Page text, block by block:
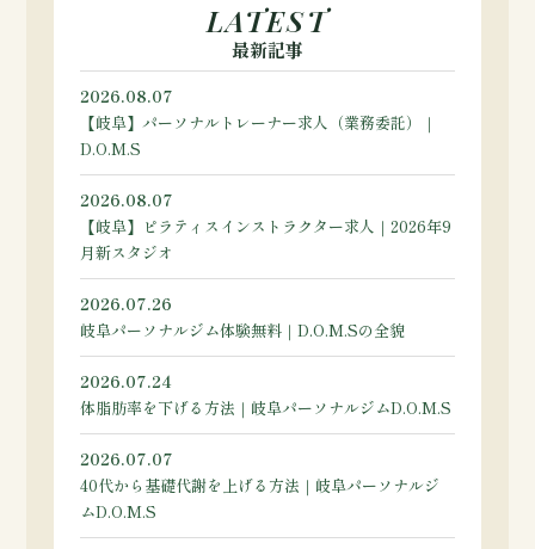
LATEST
最新記事
2026.08.07
【岐阜】パーソナルトレーナー求人（業務委託）｜
D.O.M.S
2026.08.07
【岐阜】ピラティスインストラクター求人｜2026年9
月新スタジオ
2026.07.26
岐阜パーソナルジム体験無料｜D.O.M.Sの全貌
2026.07.24
体脂肪率を下げる方法｜岐阜パーソナルジムD.O.M.S
2026.07.07
40代から基礎代謝を上げる方法｜岐阜パーソナルジ
ムD.O.M.S